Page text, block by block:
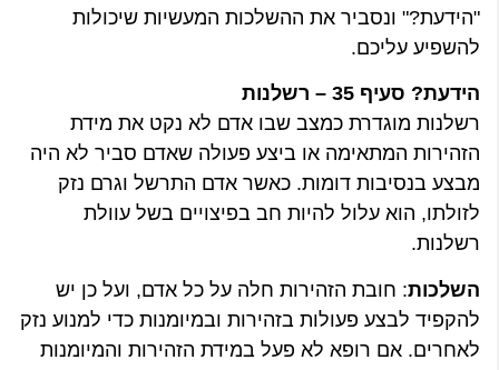
"הידעת?" ונסביר את ההשלכות המעשיות שיכולות
להשפיע עליכם.
הידעת? סעיף 35 – רשלנות
רשלנות מוגדרת כמצב שבו אדם לא נקט את מידת
הזהירות המתאימה או ביצע פעולה שאדם סביר לא היה
מבצע בנסיבות דומות. כאשר אדם התרשל וגרם נזק
לזולתו, הוא עלול להיות חב בפיצויים בשל עוולת
רשלנות.
השלכות: חובת הזהירות חלה על כל אדם, ועל כן יש
להקפיד לבצע פעולות בזהירות ובמיומנות כדי למנוע נזק
לאחרים. אם רופא לא פעל במידת הזהירות והמיומנות